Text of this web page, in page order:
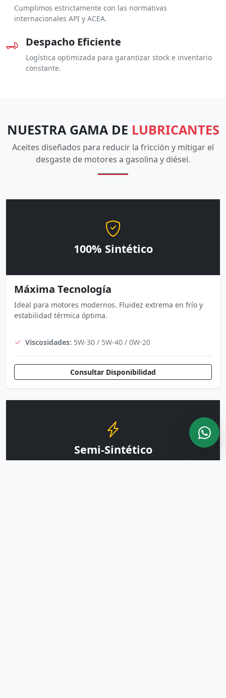
Cumplimos estrictamente con las normativas
internacionales API y ACEA.
Despacho Eficiente
Logística optimizada para garantizar stock e inventario
constante.
NUESTRA GAMA DE LUBRICANTES
Aceites diseñados para reducir la fricción y mitigar el
desgaste de motores a gasolina y diésel.
100% Sintético
Máxima Tecnología
Ideal para motores modernos. Fluidez extrema en frío y
estabilidad térmica óptima.
Viscosidades: 5W-30 / 5W-40 / 0W-20
Consultar Disponibilidad
Semi-Sintético